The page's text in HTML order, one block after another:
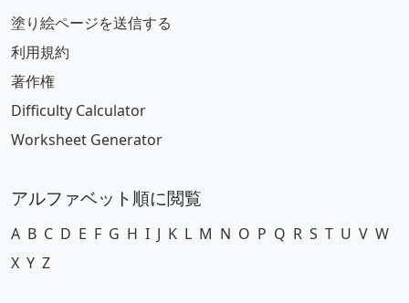
塗り絵ページを送信する
利用規約
著作権
Difficulty Calculator
Worksheet Generator
アルファベット順に閲覧
A B C D E F G H I J K L M N O P Q R S T U V W
X Y Z